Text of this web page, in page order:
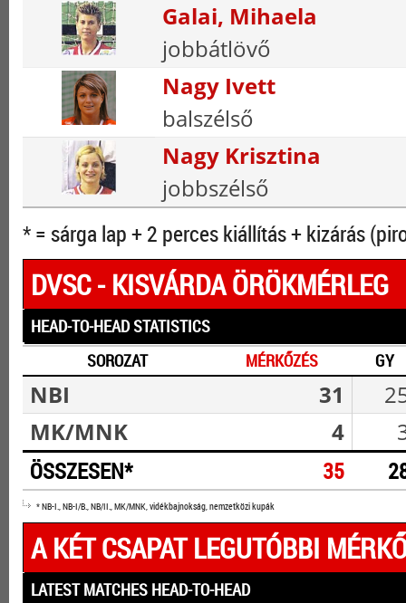
Galai, Mihaela
jobbátlövő
Nagy Ivett
balszélső
Nagy Krisztina
jobbszélső
* = sárga lap + 2 perces kiállítás + kizárás
DVSC - KISVÁRDA ÖRÖKMÉRLEG
HEAD-TO-HEAD STATISTICS
SOROZAT
MÉRKŐZÉS GY
NBI 31
MK/MNK
4
ÖSSZESEN* 35
* NB-I., NB-I/B., NB/II., MK/MNK, vidékbajnokság, nemzetközi kupák
A KÉT CSAPAT LEGUTÓBBI
LATEST MATCHES HEAD-TO-HEAD